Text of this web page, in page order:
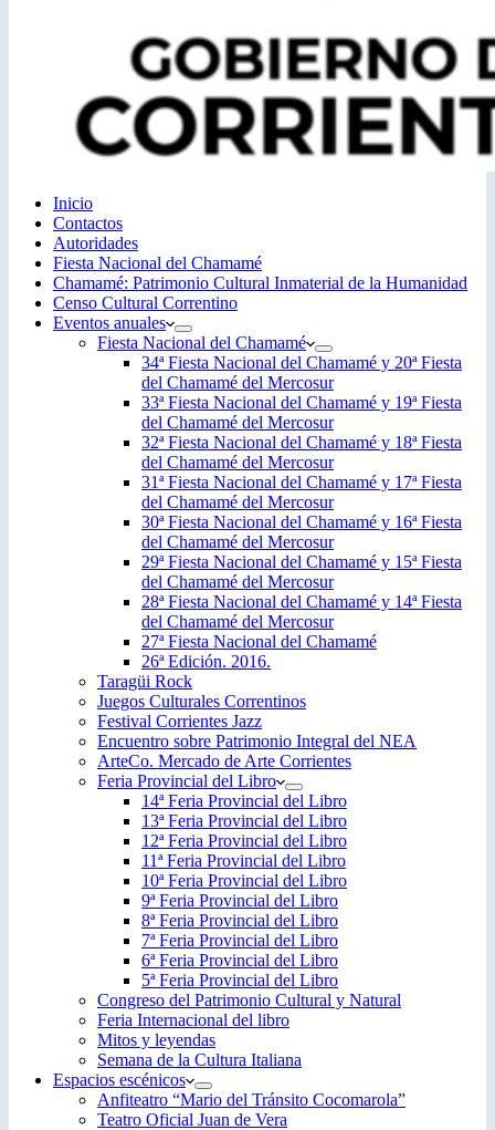
Inicio
Contactos
Autoridades
Fiesta Nacional del Chamamé
Chamamé: Patrimonio Cultural Inmaterial de la Humanidad
Censo Cultural Correntino
Eventos anuales
Fiesta Nacional del Chamamé
34ª Fiesta Nacional del Chamamé y 20ª Fiesta
del Chamamé del Mercosur
33ª Fiesta Nacional del Chamamé y 19ª Fiesta
del Chamamé del Mercosur
32ª Fiesta Nacional del Chamamé y 18ª Fiesta
del Chamamé del Mercosur
31ª Fiesta Nacional del Chamamé y 17ª Fiesta
del Chamamé del Mercosur
30ª Fiesta Nacional del Chamamé y 16ª Fiesta
del Chamamé del Mercosur
29ª Fiesta Nacional del Chamamé y 15ª Fiesta
del Chamamé del Mercosur
28ª Fiesta Nacional del Chamamé y 14ª Fiesta
del Chamamé del Mercosur
27ª Fiesta Nacional del Chamamé
26ª Edición. 2016.
Taragüi Rock
Juegos Culturales Correntinos
Festival Corrientes Jazz
Encuentro sobre Patrimonio Integral del NEA
ArteCo. Mercado de Arte Corrientes
Feria Provincial del Libro
14ª Feria Provincial del Libro
13ª Feria Provincial del Libro
12ª Feria Provincial del Libro
11ª Feria Provincial del Libro
10ª Feria Provincial del Libro
9ª Feria Provincial del Libro
8ª Feria Provincial del Libro
7ª Feria Provincial del Libro
6ª Feria Provincial del Libro
5ª Feria Provincial del Libro
Congreso del Patrimonio Cultural y Natural
Feria Internacional del libro
Mitos y leyendas
Semana de la Cultura Italiana
Espacios escénicos
Anfiteatro “Mario del Tránsito Cocomarola”
Teatro Oficial Juan de Vera